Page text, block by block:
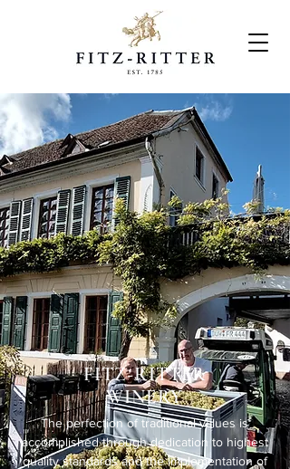
FITZ-RITTER
WINERY
The perfection of traditional values is
accomplished through dedication to highest
quality standards and the implementation of